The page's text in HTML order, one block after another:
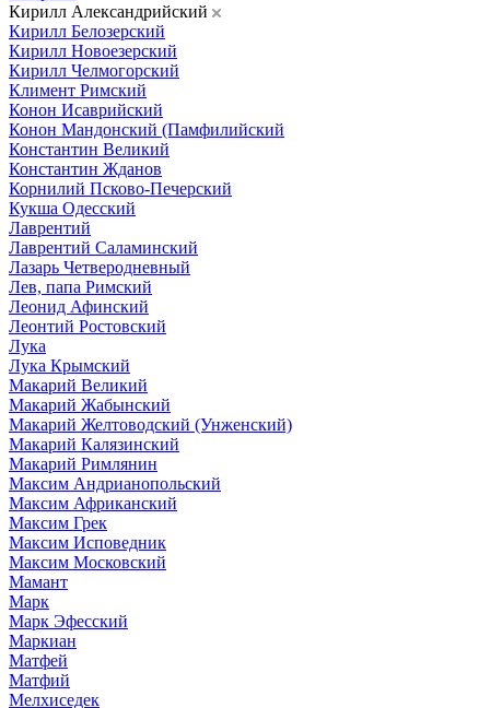
Кирилл Александрийский
Кирилл Белозерский
Кирилл Новоезерский
Кирилл Челмогорский
Климент Римский
Конон Исаврийский
Конон Мандонский (Памфилийский
Константин Великий
Константин Жданов
Корнилий Псково-Печерский
Кукша Одесский
Лаврентий
Лаврентий Саламинский
Лазарь Четверодневный
Лев, папа Римский
Леонид Афинский
Леонтий Ростовский
Лука
Лука Крымский
Макарий Великий
Макарий Жабынский
Макарий Желтоводский (Унженский)
Макарий Калязинский
Макарий Римлянин
Максим Андрианопольский
Максим Африканский
Максим Грек
Максим Исповедник
Максим Московский
Мамант
Марк
Марк Эфесский
Маркиан
Матфей
Матфий
Мелхиседек